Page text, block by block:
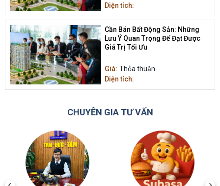
Diện tích:
Cần Bán Bất Động Sản: Những
Lưu Ý Quan Trọng Để Đạt Được
Giá Trị Tối Ưu
Giá: Thỏa thuận
Diện tích:
CHUYÊN GIA TƯ VẤN